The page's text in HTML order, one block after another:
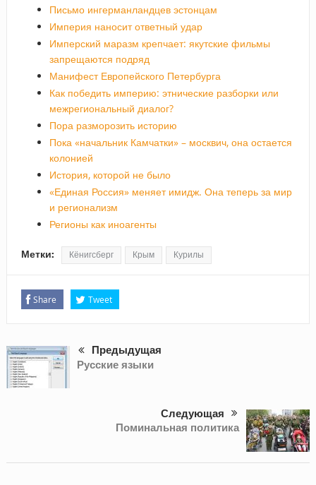
Письмо ингерманландцев эстонцам
Империя наносит ответный удар
Имперский маразм крепчает: якутские фильмы
запрещаются подряд
Манифест Европейского Петербурга
Как победить империю: этнические разборки или
межрегиональный диалог?
Пора разморозить историю
Пока «начальник Камчатки» – москвич, она остается
колонией
История, которой не было
«Единая Россия» меняет имидж. Она теперь за мир
и регионализм
Регионы как иноагенты
Метки: Кёнигсберг Крым Курилы
Share Tweet
Предыдущая
Русские языки
Следующая
Поминальная политика